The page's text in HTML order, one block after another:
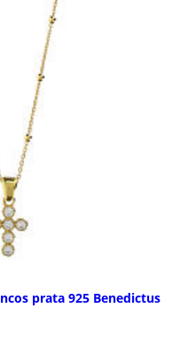
prata 925 Benedictus